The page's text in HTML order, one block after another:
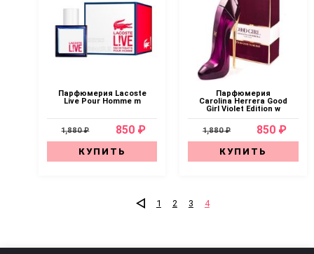
Парфюмерия Lacoste
Live Pour Homme m
1,880 ₽ 850 ₽
КУПИТЬ
Парфюмерия
Carolina Herrera Good
Girl Violet Edition w
1,880 ₽ 850 ₽
КУПИТЬ
1 2 3 4